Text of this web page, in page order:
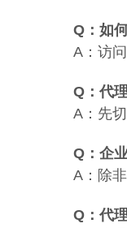
Q：如
A：访
Q：代
A：先
Q：企
A：除
Q：代